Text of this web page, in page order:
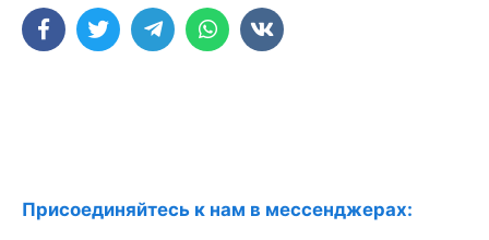
Присоединяйтесь к нам в мессенджерах: